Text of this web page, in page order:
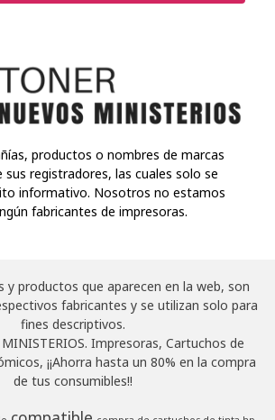
productos o nombres de marcas
sus registradores, las cuales solo se
informativo. Nosotros no estamos
fabricantes de impresoras.
y productos que aparecen en la web, son
fabricantes y se utilizan solo para
fines descriptivos.
MINISTERIOS. Impresoras, Cartuchos de
¡¡Ahorra hasta un 80% en la compra
de tus consumibles!!